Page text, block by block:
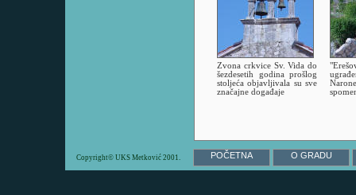
Zvona crkvice Sv. Vida do
šezdesetih godina prošlog
stoljeća objavljivala su sve
značajne događaje
Copyright© UKS Metković 2001. POČETNA O GRADU